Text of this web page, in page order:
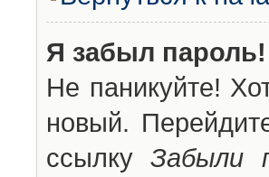
Я забыл пароль!
Не паникуйте!
новый.
ссылкуЗабыли